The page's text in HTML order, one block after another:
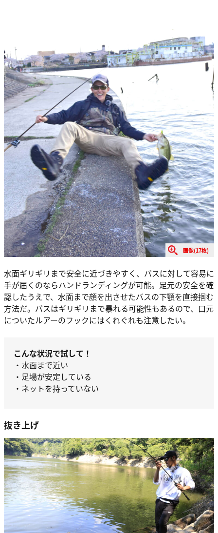
画像(17枚)
水面ギリギリまで安全に近づきやすく、バスに対して容易に
手が届くのならハンドランディングが可能。足元の安全を確
認したうえで、水面まで顔を出させたバスの下顎を直接掴む
方法だ。バスはギリギリまで暴れる可能性もあるので、口元
についたルアーのフックにはくれぐれも注意したい。
こんな状況で試して！
・水面まで近い
・足場が安定している
・ネットを持っていない
抜き上げ